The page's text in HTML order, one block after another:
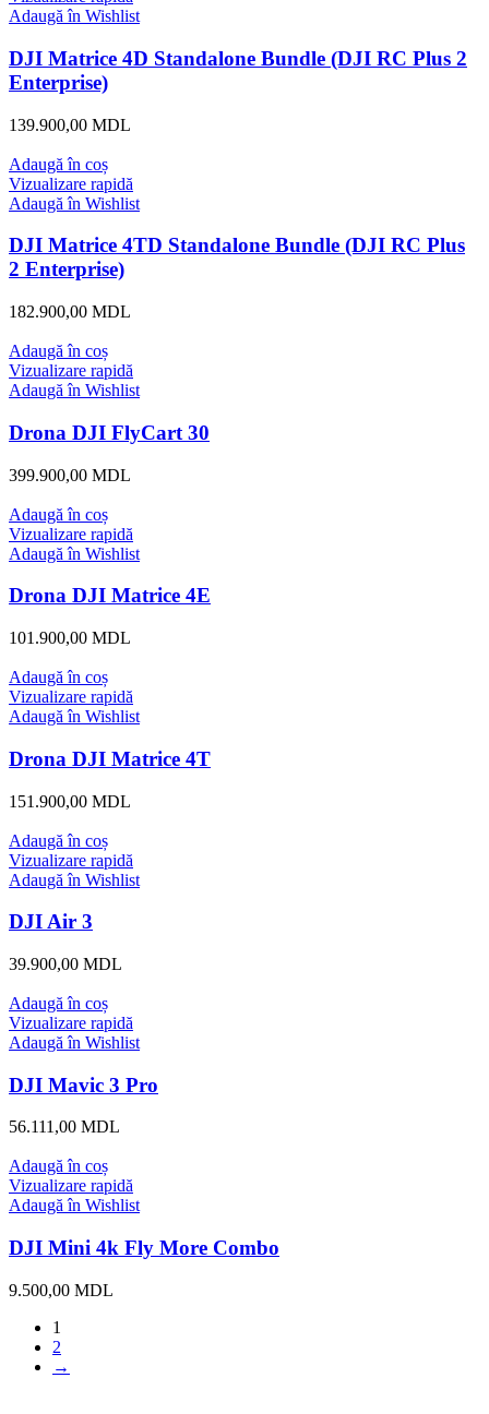
Adaugă în Wishlist
DJI Matrice 4D Standalone Bundle (DJI RC Plus 2
Enterprise)
139.900,00 MDL
Adaugă în coș
Vizualizare rapidă
Adaugă în Wishlist
DJI Matrice 4TD Standalone Bundle (DJI RC Plus
2 Enterprise)
182.900,00 MDL
Adaugă în coș
Vizualizare rapidă
Adaugă în Wishlist
Drona DJI FlyCart 30
399.900,00 MDL
Adaugă în coș
Vizualizare rapidă
Adaugă în Wishlist
Drona DJI Matrice 4E
101.900,00 MDL
Adaugă în coș
Vizualizare rapidă
Adaugă în Wishlist
Drona DJI Matrice 4T
151.900,00 MDL
Adaugă în coș
Vizualizare rapidă
Adaugă în Wishlist
DJI Air 3
39.900,00 MDL
Adaugă în coș
Vizualizare rapidă
Adaugă în Wishlist
DJI Mavic 3 Pro
56.111,00 MDL
Adaugă în coș
Vizualizare rapidă
Adaugă în Wishlist
DJI Mini 4k Fly More Combo
9.500,00 MDL
1
2
→